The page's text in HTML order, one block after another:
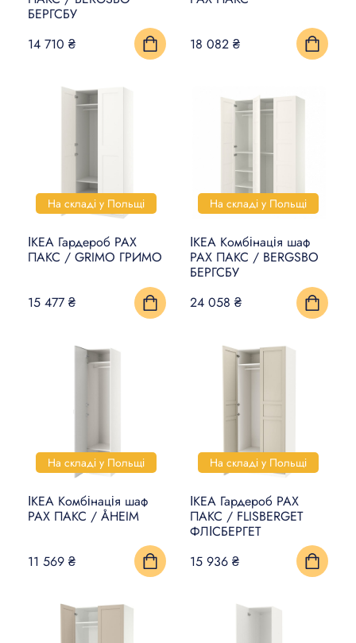
КИЛИМИ, ЦИНОВКИ ТА
ПІДЛОГИ
ПОБУТОВА ЕЛЕКТРОНІКА
БЕРГСБУ
14 710 ₴
18 082 ₴
На складі у Польщі
ІКЕА Гардероб PAX
ПАКС / GRIMO ГРИМО
15 477 ₴
На складі у Польщі
ІКЕА Комбінація шаф
PAX ПАКС / BERGSBO
БЕРГСБУ
24 058 ₴
На складі у Польщі
ІКЕА Комбінація шаф
PAX ПАКС / ÅHEIM
11 569 ₴
На складі у Польщі
ІКЕА Гардероб PAX
ПАКС / FLISBERGET
ФЛІСБЕРГЕТ
15 936 ₴